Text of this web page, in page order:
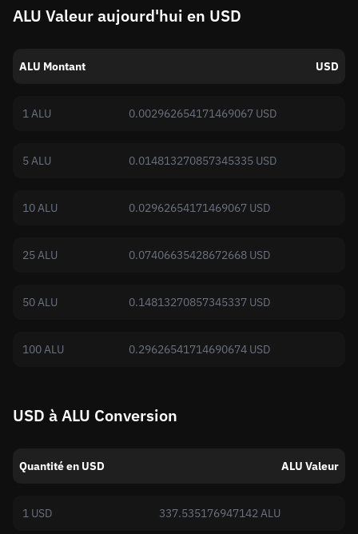
ALU Valeur aujourd'hui en USD
ALU Montant USD
1 ALU 0.002962654171469067 USD
5 ALU 0.014813270857345335 USD
10 ALU 0.02962654171469067 USD
25 ALU 0.07406635428672668 USD
50 ALU 0.14813270857345337 USD
100 ALU 0.29626541714690674 USD
USD à ALU Conversion
Quantité en USD ALU Valeur
1 USD 337.535176947142 ALU